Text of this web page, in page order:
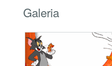
Galeria